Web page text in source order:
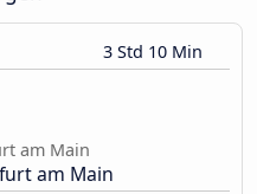
3 Std 10 Min
am Main
am Main